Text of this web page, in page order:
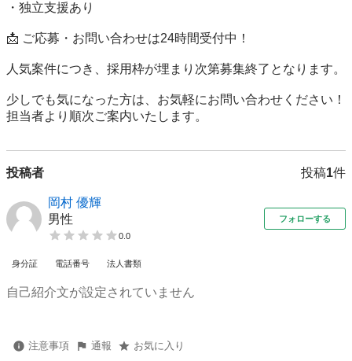
・独立支援あり
📩 ご応募・お問い合わせは24時間受付中！
人気案件につき、採用枠が埋まり次第募集終了となります。
少しでも気になった方は、お気軽にお問い合わせください！
担当者より順次ご案内いたします。
投稿者 投稿1件
岡村 優輝
男性
0.0
フォローする
身分証 電話番号 法人書類
自己紹介文が設定されていません
注意事項 通報 お気に入り